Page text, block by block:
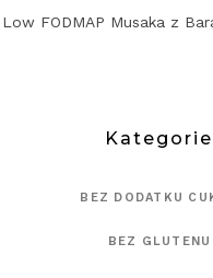
Low FODMAP Musaka z
Kategorie
BEZ DODATKU
BEZ GLUTENU